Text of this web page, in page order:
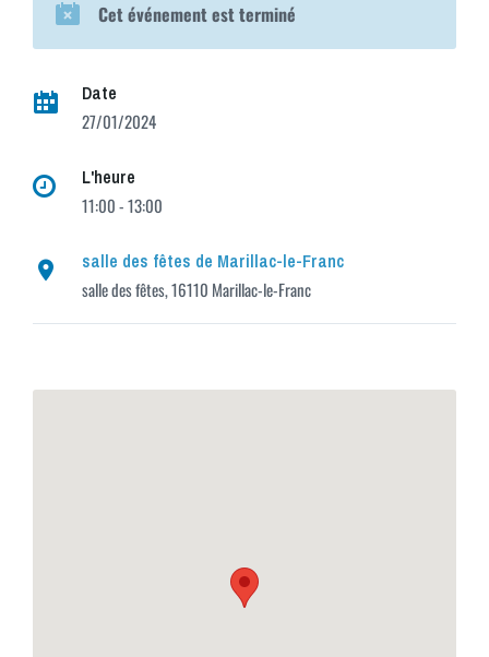
Cet événement est terminé
Date
27/01/2024
L'heure
11:00 - 13:00
salle des fêtes de Marillac-le-Franc
salle des fêtes, 16110 Marillac-le-Franc